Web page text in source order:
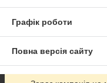
Графік роботи
Повна версія сайту
Сайт створено на